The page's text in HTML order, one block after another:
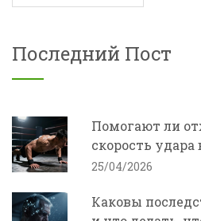
Последний Пост
Помогают ли
скорость удара
25/04/2026
Каковы